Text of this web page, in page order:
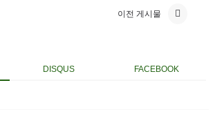
이전 게시물
DISQUS FACEBOOK